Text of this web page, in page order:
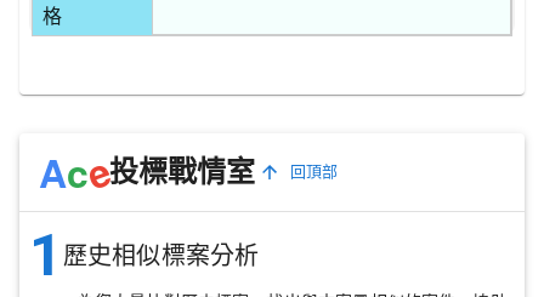
格
Ace投標戰情室 回頂部
1 歷史相似標案分析